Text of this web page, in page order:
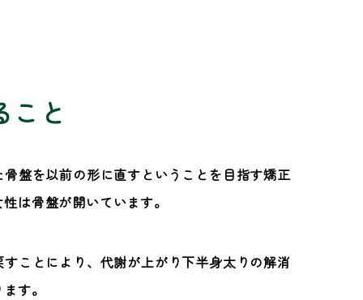
こと
盤を以前の形に直すということを目指す矯正
は骨盤が開いています。
ことにより、代謝が上がり下半身太りの解消
す。